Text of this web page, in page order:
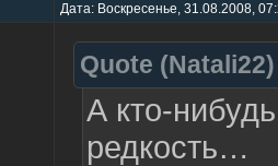
Дата: Воскресенье, 31.08.2008,
Quote (Natali22)
А кто-
редкость…